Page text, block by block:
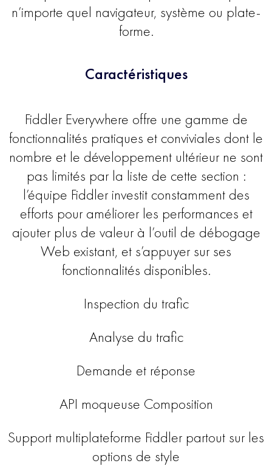
n’importe quel navigateur, système ou plate-
forme.
Caractéristiques
Fiddler Everywhere offre une gamme de
fonctionnalités pratiques et conviviales dont le
nombre et le développement ultérieur ne sont
pas limités par la liste de cette section :
l’équipe Fiddler investit constamment des
efforts pour améliorer les performances et
ajouter plus de valeur à l’outil de débogage
Web existant, et s’appuyer sur ses
fonctionnalités disponibles.
Inspection du trafic
Analyse du trafic
Demande et réponse
API moqueuse Composition
Support multiplateforme Fiddler partout sur les
options de style